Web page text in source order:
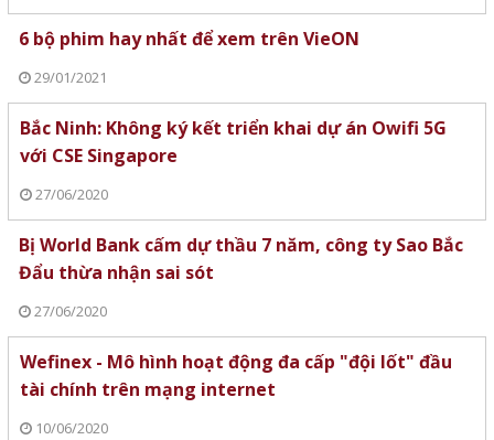
6 bộ phim hay nhất để xem trên VieON
29/01/2021
Bắc Ninh: Không ký kết triển khai dự án Owifi 5G
với CSE Singapore
27/06/2020
Bị World Bank cấm dự thầu 7 năm, công ty Sao Bắc
Đẩu thừa nhận sai sót
27/06/2020
Wefinex - Mô hình hoạt động đa cấp "đội lốt" đầu
tài chính trên mạng internet
10/06/2020